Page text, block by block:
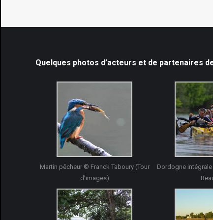
Quelques photos d’acteurs et de partenaires
Martin pêcheur © Franck Taboury (Tour
d’images)
Dordogne